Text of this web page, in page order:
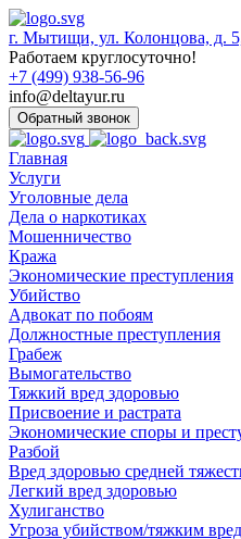
г. Мытищи, ул. Колонцова, д.
Работаем круглосуточно!
+7 (499) 938-56-96
info@deltayur.ru
Обратный звонок
Главная
Услуги
Уголовные дела
Дела о наркотиках
Мошенничество
Кража
Экономические преступления
Убийство
Адвокат по побоям
Должностные преступления
Грабеж
Вымогательство
Тяжкий вред здоровью
Присвоение и растрата
Экономические споры и
Разбой
Вред здоровью средней
Легкий вред здоровью
Хулиганство
Угроза убийством/тяжким